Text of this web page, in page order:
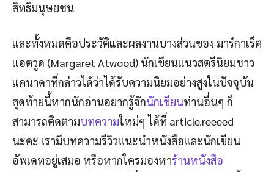
สิทธิมนุษยชน
และทั้งหมดคือประวัติและผลงานบางส่วนของ มาร์กาเร็ต
แอตวูด (Margaret Atwood) นักเขียนแนวสตรีนิยมชาว
แคนาดาที่กล่าวได้ว่าได้รับความนิยมอย่างสูงในปัจจุบัน
สุดท้ายนี้หากนักอ่านอยากรู้จักนักเขียนท่านอื่นๆ ก็
สามารถติดตามบทความใหม่ๆ ได้ที่ article.reeeed
นะคะ เรามีบทความรีวิวแนะนำหนังสือและนักเขียน
อัพเดทอยู่เสมอ หรือหากใครมองหาร้านหนังสือ